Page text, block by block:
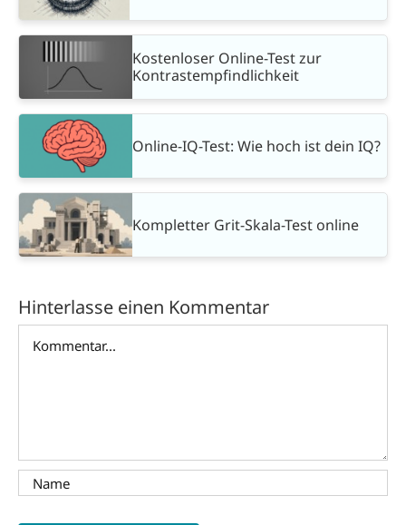
Kostenloser Online-Test zur
Kontrastempfindlichkeit
Online-IQ-Test: Wie hoch ist dein IQ?
Kompletter Grit-Skala-Test online
Hinterlasse einen Kommentar